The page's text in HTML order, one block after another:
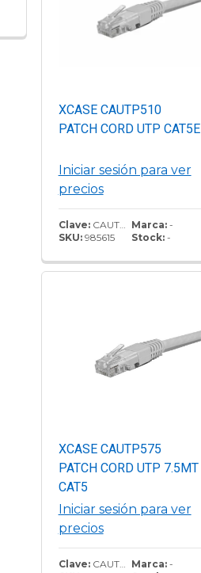
XCASE CAUTP510
PATCH CORD UTP CAT5E
Iniciar sesión para ver
precios
Clave:CAUTP510
SKU:985615
Marca:-
Stock:-
XCASE CAUTP575
PATCH CORD UTP 7.5MT
CAT5
Iniciar sesión para ver
precios
Clave:CAUTP575
Marca:-